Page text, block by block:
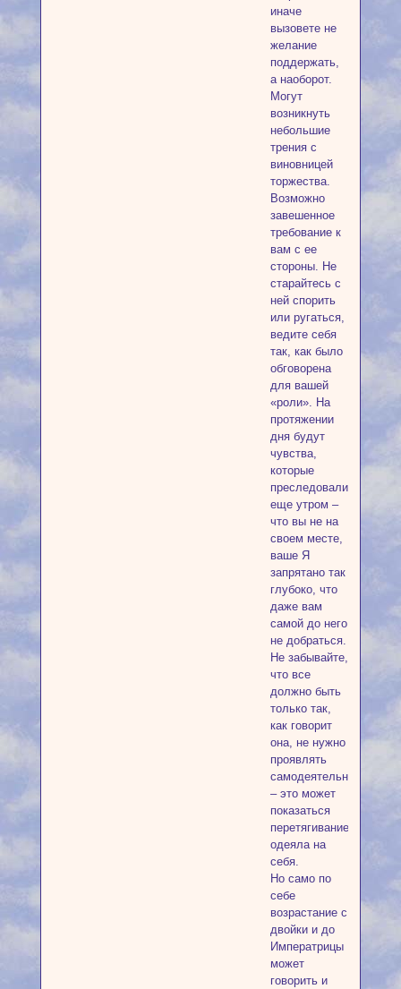
иначе
вызовете не
желание
поддержать,
а наоборот.
Могут
возникнуть
небольшие
трения с
виновницей
торжества.
Возможно
завешенное
требование к
вам с ее
стороны. Не
старайтесь с
ней спорить
или ругаться,
ведите себя
так, как было
обговорена
для вашей
«роли». На
протяжении
дня будут
чувства,
которые
преследовали
еще утром –
что вы не на
своем месте,
ваше Я
запрятано так
глубоко, что
даже вам
самой до него
не добраться.
Не забывайте,
что все
должно быть
только так,
как говорит
она, не нужно
проявлять
самодеятельности
– это может
показаться
перетягиванием
одеяла на
себя.
Но само по
себе
возрастание с
двойки и до
Императрицы
может
говорить и